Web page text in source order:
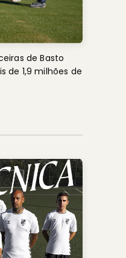
de Basto
de 1,9 milhões de